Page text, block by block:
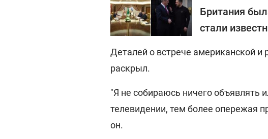
Британия
стали
Деталей о встрече американской и
раскрыл.
"Я не собираюсь ничего объявлять
телевидении, тем более опережая
он.